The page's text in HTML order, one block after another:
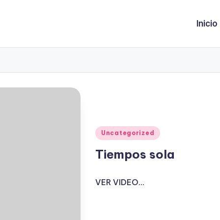
Inicio
Publicado
Uncategorized
Tiempos sola
VER VIDEO...